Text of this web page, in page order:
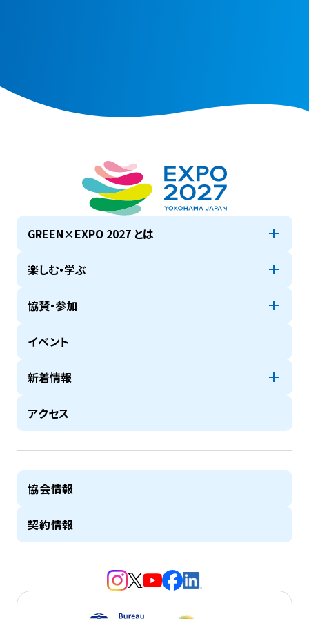
GREEN×EXPO 2027 とは
楽しむ・学ぶ
協賛・参加
イベント
新着情報
アクセス
協会情報
契約情報
（新規タブで開きます）
（新規タブで開きます）
（新規タブで開きます）